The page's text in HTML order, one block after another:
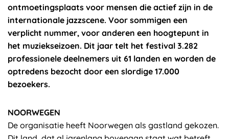
ontmoetingsplaats voor mensen die actief zijn in de
internationale jazzscene. Voor sommigen een
verplicht nummer, voor anderen een hoogtepunt in
het muziekseizoen. Dit jaar telt het festival 3.282
professionele deelnemers uit 61 landen en worden de
optredens bezocht door een slordige 17.000
bezoekers.
NOORWEGEN
De organisatie heeft Noorwegen als gastland gekozen.